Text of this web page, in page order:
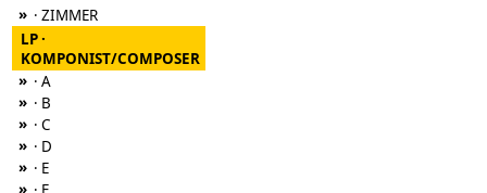
» · ZIMMER
LP ·
KOMPONIST/COMPOSER
» · A
» · B
» · C
» · D
» · E
»